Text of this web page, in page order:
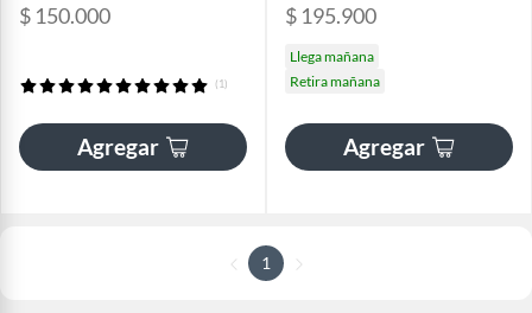
$ 150.000
(1)
Agregar
$ 195.900
Llega mañana
Retira mañana
Agregar
1